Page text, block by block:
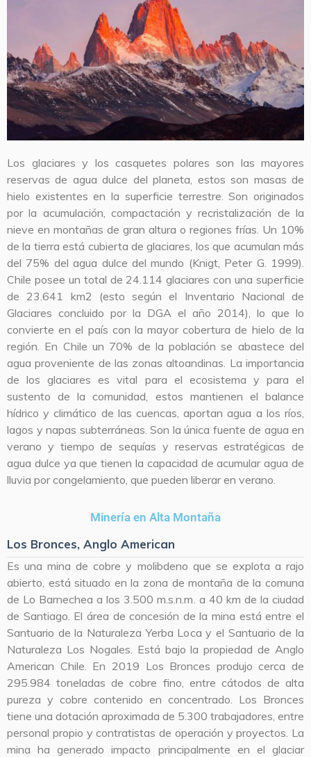
Los glaciares y los casquetes polares son las mayores
reservas de agua dulce del planeta, estos son masas de
hielo existentes en la superficie terrestre. Son originados
por la acumulación, compactación y recristalización de la
nieve en montañas de gran altura o regiones frías. Un 10%
de la tierra está cubierta de glaciares, los que acumulan más
del 75% del agua dulce del mundo (Knigt, Peter G. 1999).
Chile posee un total de 24.114 glaciares con una superficie
de 23.641 km2 (esto según el Inventario Nacional de
Glaciares concluido por la DGA el año 2014), lo que lo
convierte en el país con la mayor cobertura de hielo de la
región. En Chile un 70% de la población se abastece del
agua proveniente de las zonas altoandinas. La importancia
de los glaciares es vital para el ecosistema y para el
sustento de la comunidad, estos mantienen el balance
hídrico y climático de las cuencas, aportan agua a los ríos,
lagos y napas subterráneas. Son la única fuente de agua en
verano y tiempo de sequías y reservas estratégicas de
agua dulce ya que tienen la capacidad de acumular agua de
lluvia por congelamiento, que pueden liberar en verano.
Minería en Alta Montaña
Los Bronces, Anglo American
Es una mina de cobre y molibdeno que se explota a rajo
abierto, está situado en la zona de montaña de la comuna
de Lo Barnechea a los 3.500 m.s.n.m. a 40 km de la ciudad
de Santiago. El área de concesión de la mina está entre el
Santuario de la Naturaleza Yerba Loca y el Santuario de la
Naturaleza Los Nogales. Está bajo la propiedad de Anglo
American Chile. En 2019 Los Bronces produjo cerca de
295.984 toneladas de cobre fino, entre cátodos de alta
pureza y cobre contenido en concentrado. Los Bronces
tiene una dotación aproximada de 5.300 trabajadores, entre
personal propio y contratistas de operación y proyectos. La
mina ha generado impacto principalmente en el glaciar